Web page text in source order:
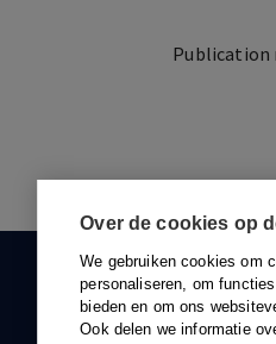
Over de cookies op
We gebruiken cookies om
personaliseren, om
bieden en om ons
Ook delen we informatie
Publication
088-0301000